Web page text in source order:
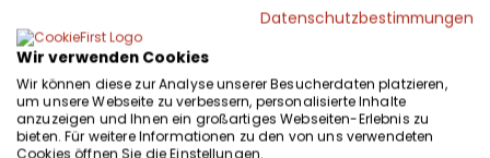
Protection Plus - für eine längere Lebensdauer, eine
hervorragende Wischleistung und ein leises Wischen
unter extremen Witterungsbedingungen
Maßgeschneiderte Hightech Evodium Doppel
Federschienen mit aerodynamisch optimiertem Profil -
Datenschutzbestimmungen
Wir verwenden Cookies
Wir können diese zur Analyse unserer Besucherdaten platzieren,
um unsere Webseite zu verbessern, personalisierte Inhalte
anzuzeigen und Ihnen ein großartiges Webseiten-Erlebnis zu
bieten. Für weitere Informationen zu den von uns verwendeten
Cookies öffnen Sie die Einstellungen.